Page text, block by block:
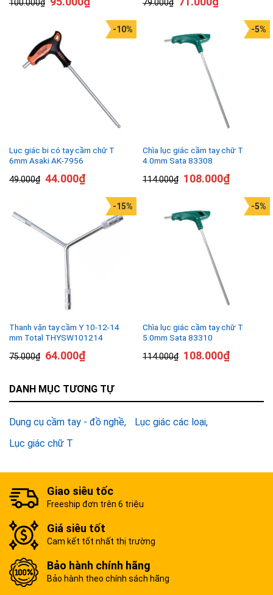
100.000₫
79.000₫
Lục giác bi có tay cầm chữ T
6mm Asaki AK-7956
49.000₫
-10%
44.000₫
Chìa lục giác cầm tay chữ T
4.0mm Sata 83308
114.000₫
-5%
108.000₫
Thanh vặn tay cầm Y 10-12-14
mm Total THYSW101214
75.000₫
-15%
64.000₫
Chìa lục giác cầm tay chữ T
5.0mm Sata 83310
114.000₫
-5%
108.000₫
DANH MỤC TƯƠNG TỰ
Dụng cụ cầm tay - đồ nghề
Lục giác các loại
Lục giác chữ T
Giao siêu tốc
Freeship đơn trên 6 triệu
Giá siêu tốt
Cam kết tốt nhất thị trường
Bảo hành chính hãng
Bảo hành theo chính sách hãng